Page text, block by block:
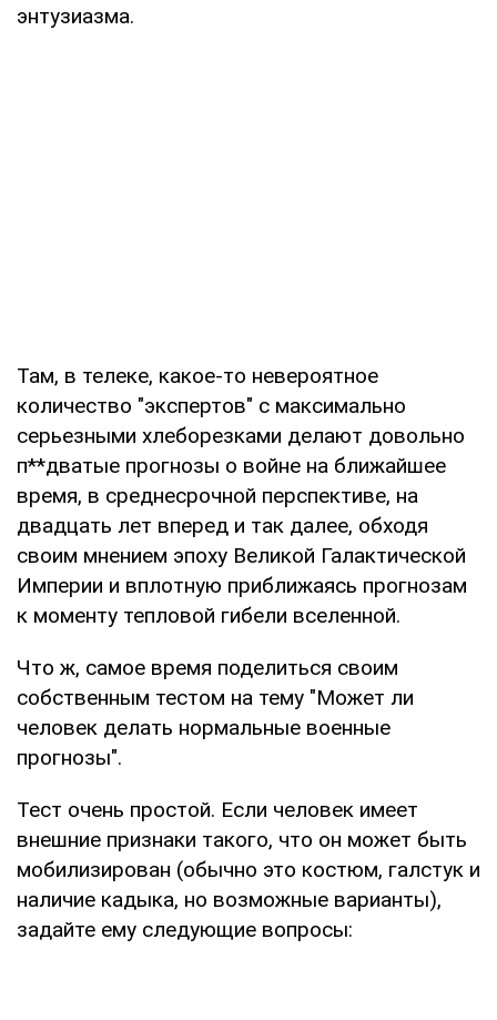
энтузиазма.
Там, в телеке, какое-то невероятное
количество "экспертов" с максимально
серьезными хлеборезками делают довольно
п**дватые прогнозы о войне на ближайшее
время, в среднесрочной перспективе, на
двадцать лет вперед и так далее, обходя
своим мнением эпоху Великой Галактической
Империи и вплотную приближаясь прогнозам
к моменту тепловой гибели вселенной.
Что ж, самое время поделиться своим
собственным тестом на тему "Может ли
человек делать нормальные военные
прогнозы".
Тест очень простой. Если человек имеет
внешние признаки такого, что он может быть
мобилизирован (обычно это костюм, галстук и
наличие кадыка, но возможные варианты),
задайте ему следующие вопросы: